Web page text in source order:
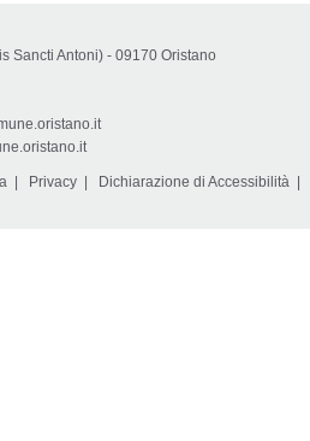
Sancti Antoni) - 09170 Oristano
Privacy Dichiarazione di Accessibilità